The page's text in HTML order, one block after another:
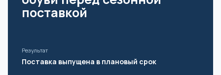
поставкой
Результат
Поставка выпущена в плановый срок